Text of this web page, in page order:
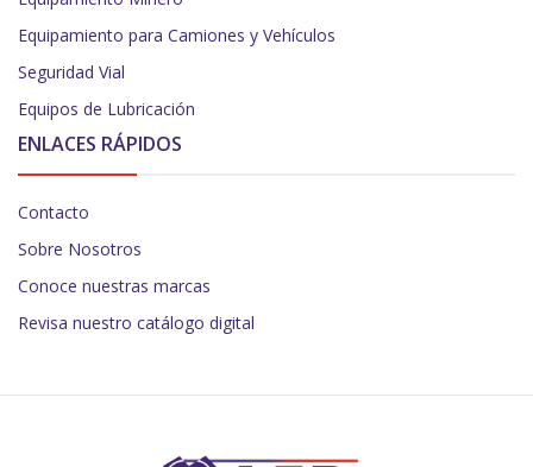
Equipamiento para Camiones y Vehículos
Seguridad Vial
Equipos de Lubricación
ENLACES RÁPIDOS
Contacto
Sobre Nosotros
Conoce nuestras marcas
Revisa nuestro catálogo digital